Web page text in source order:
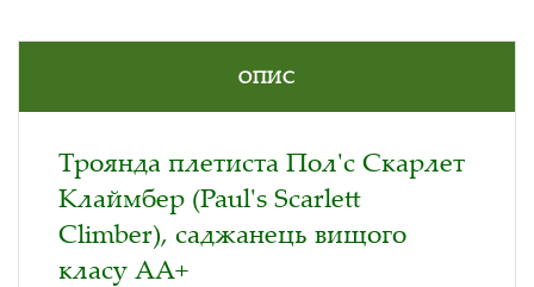
ОПИС
Троянда плетиста Пол'с Скарлет
Клаймбер (Paul's Scarlett
Climber), саджанець вищого
класу АА+